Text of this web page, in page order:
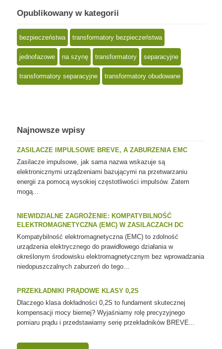
Opublikowany w kategorii
bezpieczeństwa transformatory bezpieczeństwa
jednofazowe na szynę transformatory separacyjne
transformatory separacyjne transformatory obudowane
Najnowsze wpisy
ZASILACZE IMPULSOWE BREVE, A ZABURZENIA EMC
Zasilacze impulsowe, jak sama nazwa wskazuje są
elektronicznymi urządzeniami bazującymi na przetwarzaniu
energii za pomocą wysokiej częstotliwości impulsów. Zatem
mogą...
NIEWIDZIALNE ZAGROŻENIE: KOMPATYBILNOŚĆ
ELEKTROMAGNETYCZNA (EMC) W ZASILACZACH DC
Kompatybilność elektromagnetyczna (EMC) to zdolność
urządzenia elektrycznego do prawidłowego działania w
określonym środowisku elektromagnetycznym bez wprowadzania
niedopuszczalnych zaburzeń do tego...
PRZEKŁADNIKI PRĄDOWE KLASY 0,2S
Dlaczego klasa dokładności 0,2S to fundament skutecznej
kompensacji mocy biernej? Wyjaśniamy rolę precyzyjnego
pomiaru prądu i przedstawiamy serię przekładników BREVE...